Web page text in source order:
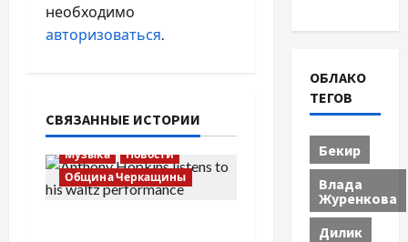
я
з
а
необходимо
авторизоваться.
СВЯЗАННЫЕ ИСТОРИИ
Музыка
Новости
Община Черкащины
ОБЛАКО
ТЕГОВ
Бекир
Влада
Журенкова
Дилик